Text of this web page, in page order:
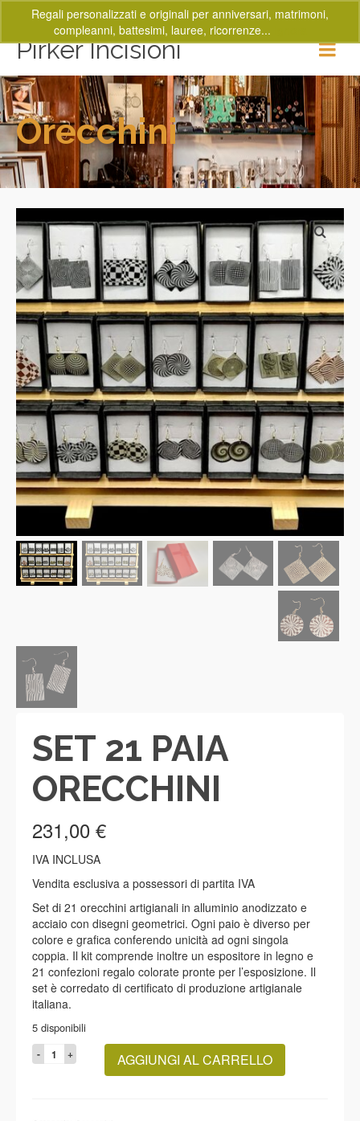
Regali personalizzati e originali per anniversari, matrimoni,
compleanni, battesimi, lauree, ricorrenze...
Pirker Incisioni
Orecchini
SET 21 PAIA
ORECCHINI
231,00 €
IVA INCLUSA
Vendita esclusiva a possessori di partita IVA
Set di 21 orecchini artigianali in alluminio anodizzato e
acciaio con disegni geometrici. Ogni paio è diverso per
colore e grafica conferendo unicità ad ogni singola
coppia. Il kit comprende inoltre un espositore in legno e
21 confezioni regalo colorate pronte per l’esposizione. Il
set è corredato di certificato di produzione artigianale
italiana.
5 disponibili
SET
21
AGGIUNGI AL CARRELLO